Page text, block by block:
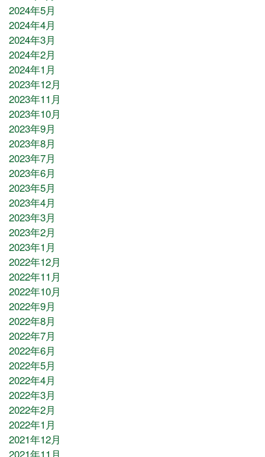
2024年5月
2024年4月
2024年3月
2024年2月
2024年1月
2023年12月
2023年11月
2023年10月
2023年9月
2023年8月
2023年7月
2023年6月
2023年5月
2023年4月
2023年3月
2023年2月
2023年1月
2022年12月
2022年11月
2022年10月
2022年9月
2022年8月
2022年7月
2022年6月
2022年5月
2022年4月
2022年3月
2022年2月
2022年1月
2021年12月
2021年11月